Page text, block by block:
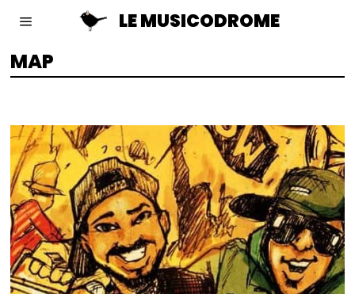
LE MUSICODROME
MAP